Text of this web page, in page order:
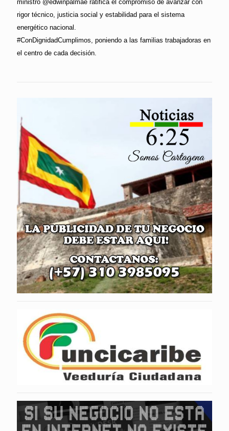
ministro @edwinpalmae ratifica el compromiso de avanzar con
rigor técnico, justicia social y estabilidad para el sistema
energético nacional.
#ConDignidadCumplimos, poniendo a las familias trabajadoras en
el centro de cada decisión.